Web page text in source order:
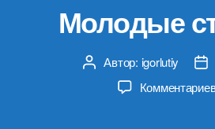
Молодые
Автор
записи
Автор: igorlutiy